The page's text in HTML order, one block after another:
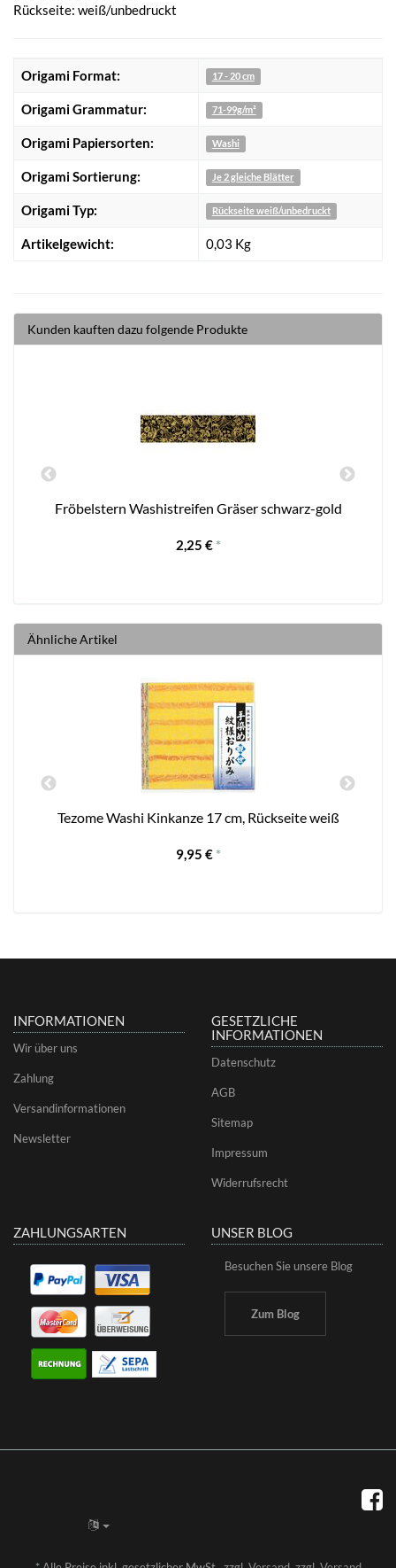
Rückseite: weiß/unbedruckt
Origami Format: 17 - 20 cm
Origami Grammatur: 71-99g/m²
Origami Papiersorten: Washi
Origami Sortierung: Je 2 gleiche Blätter
Origami Typ: Rückseite weiß/unbedruckt
Artikelgewicht: 0,03 Kg
Kunden kauften dazu folgende Produkte
Fröbelstern Washistreifen Gräser schwarz-gold
2,25 € *
Ähnliche Artikel
Tezome Washi Kinkanze 17 cm, Rückseite weiß
9,95 € *
INFORMATIONEN
Wir über uns
Zahlung
Versandinformationen
Newsletter
GESETZLICHE
INFORMATIONEN
Datenschutz
AGB
Sitemap
Impressum
Widerrufsrecht
ZAHLUNGSARTEN UNSER BLOG
Besuchen Sie unsere Blog
Zum Blog